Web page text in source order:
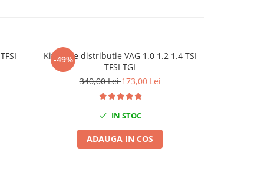
-49%
Kit fixare distributie VAG 1.0 1.2 1.4 TSI
TFSI TGI
340,00 Lei173,00 Lei
IN STOC
ADAUGA IN COS